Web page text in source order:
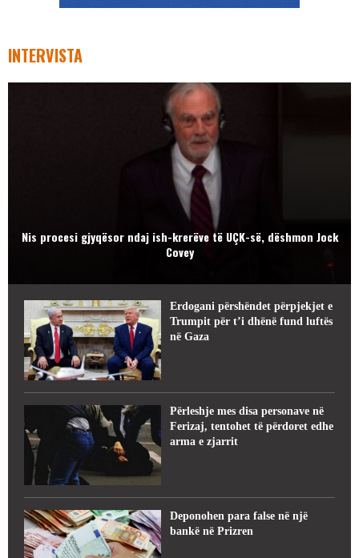
INTERVISTA
Nis procesi gjyqësor ndaj ish-krerëve të UÇK-së, dëshmon Jock
Covey
Erdogani përshëndet përpjekjet e
Trumpit për t’i dhënë fund luftës
në Gaza
Përleshje mes disa personave në
Ferizaj, tentohet të përdoret edhe
arma e zjarrit
Deponohen para false në një
bankë në Prizren